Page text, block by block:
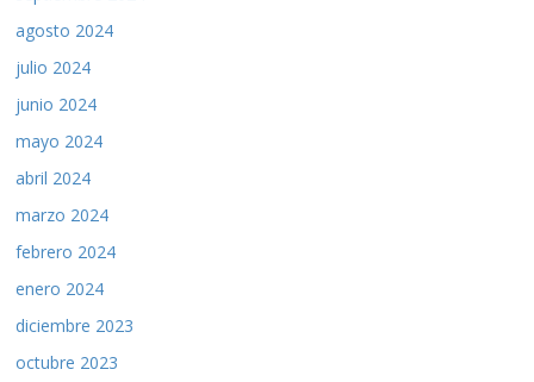
agosto 2024
julio 2024
junio 2024
mayo 2024
abril 2024
marzo 2024
febrero 2024
enero 2024
diciembre 2023
octubre 2023